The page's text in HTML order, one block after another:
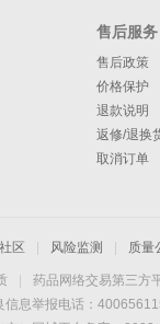
售后服务
售后政策
价格保护
退款说明
返修/退换
取消订单
区 风险监测 质量
药品网络交易第三方
信息举报电话：